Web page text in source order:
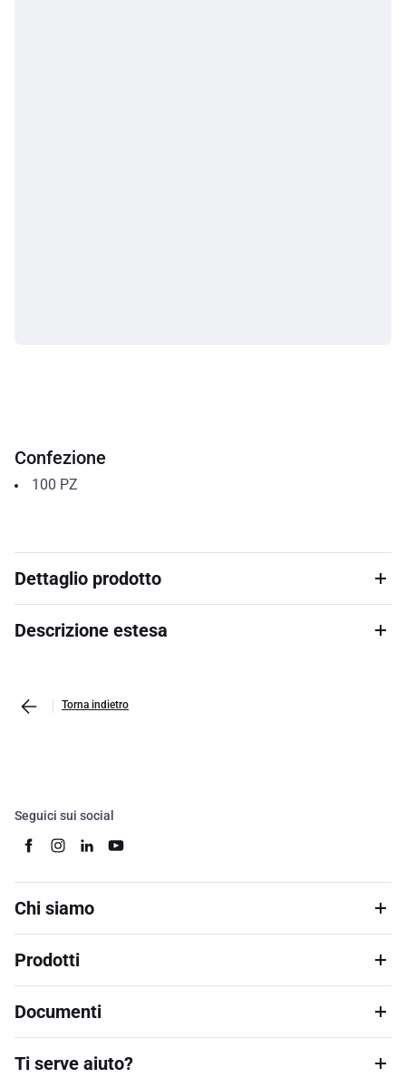
Confezione
100 PZ
Dettaglio prodotto
Descrizione estesa
Torna indietro
Seguici sui social
Chi siamo
Prodotti
Documenti
Ti serve aiuto?